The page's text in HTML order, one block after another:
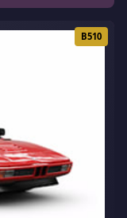
B510